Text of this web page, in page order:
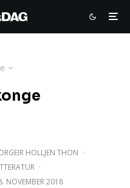
HOLLJEN THON ·
·
NOVEMBER 2018